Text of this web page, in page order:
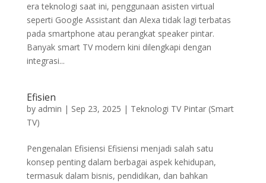
era teknologi saat ini, penggunaan asisten virtual
seperti Google Assistant dan Alexa tidak lagi terbatas
pada smartphone atau perangkat speaker pintar.
Banyak smart TV modern kini dilengkapi dengan
integrasi...
Efisien
by admin | Sep 23, 2025 | Teknologi TV Pintar (Smart
TV)
Pengenalan Efisiensi Efisiensi menjadi salah satu
konsep penting dalam berbagai aspek kehidupan,
termasuk dalam bisnis, pendidikan, dan bahkan